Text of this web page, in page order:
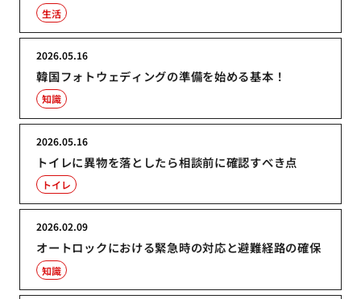
生活
韓国フォトウェディングの準備を始める基本！
2026.05.16
知識
トイレに異物を落としたら相談前に確認すべき点
2026.05.16
トイレ
オートロックにおける緊急時の対応と避難経路の確保
2026.02.09
知識